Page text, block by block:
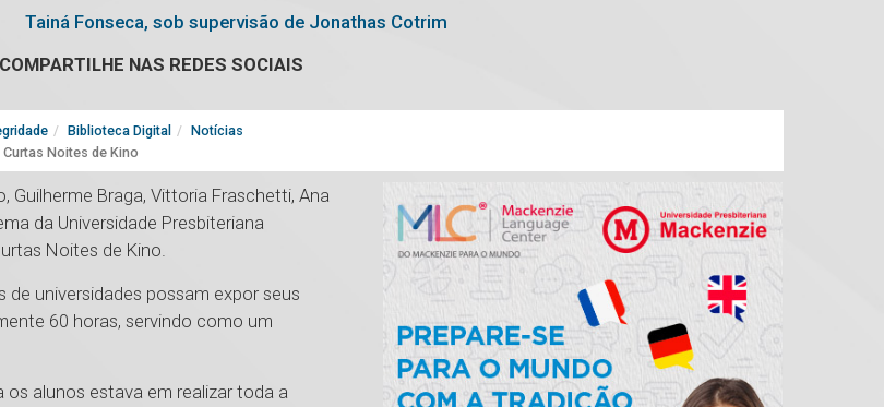
Tainá Fonseca, sob supervisão de Jonathas Cotrim
COMPARTILHE NAS REDES SOCIAIS
Biblioteca Digital
Notícias
Noites de Kino
Braga, Vittoria Fraschetti, Ana
da Universidade Presbiteriana
Noites de Kino.
universidades possam expor seus
60 horas, servindo como um
alunos estava em realizar toda a